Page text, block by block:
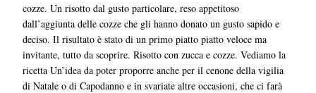
cozze. Un risotto dal gusto particolare, reso appetitoso
dall’aggiunta delle cozze che gli hanno donato un gusto sapido e
deciso. Il risultato è stato di un primo piatto piatto veloce ma
invitante, tutto da scoprire. Risotto con zucca e cozze. Vediamo la
ricetta Un’idea da poter proporre anche per il cenone della vigilia
di Natale o di Capodanno e in svariate altre occasioni, che ci farà